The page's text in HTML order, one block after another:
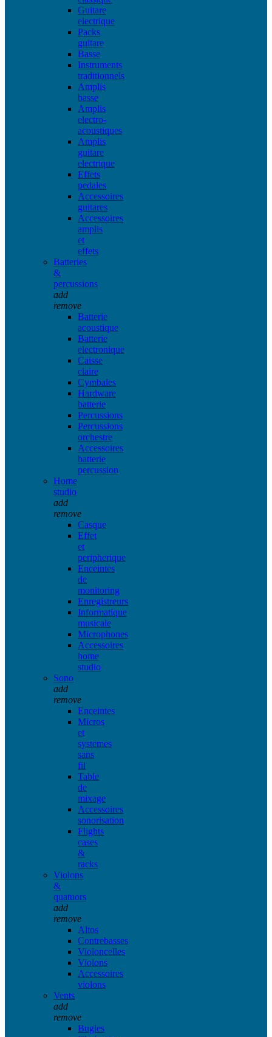
Guitare
electrique
Packs
guitare
Basse
Instruments
traditionnels
Amplis
basse
Amplis
electro-
acoustiques
Amplis
guitare
electrique
Effets
pedales
Accessoires
guitares
Accessoires
amplis
et
effets
Batteries
&
percussions
add
remove
Batterie
acoustique
Batterie
electronique
Caisse
claire
Cymbales
Hardware
batterie
Percussions
Percussions
orchestre
Accessoires
batterie
percussion
Home
studio
add
remove
Casque
Effet
et
peripherique
Enceintes
de
monitoring
Enregistreurs
Informatique
musicale
Microphones
Accessoires
home
studio
Sono
add
remove
Enceintes
Micros
et
systemes
sans
fil
Table
de
mixage
Accessoires
sonorisation
Flights
cases
&
racks
Violons
&
quatuors
add
remove
Altos
Contrebasses
Violoncelles
Violons
Accessoires
violons
Vents
add
remove
Bugles